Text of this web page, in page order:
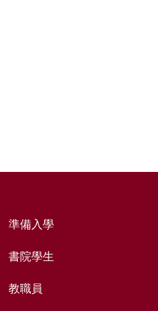
準備入學
書院學生
教職員